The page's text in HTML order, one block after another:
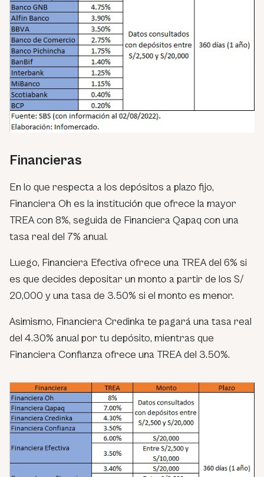
Financieras
En lo que respecta a los depósitos a plazo fijo,
Financiera Oh es la institución que ofrece la mayor
TREA con 8%, seguida de Financiera Qapaq con una
tasa real del 7% anual.
Luego, Financiera Efectiva ofrece una TREA del 6% si
es que decides depositar un monto a partir de los S/
20,000 y una tasa de 3.50% si el monto es menor.
Asimismo, Financiera Credinka te pagará una tasa real
del 4.30% anual por tu depósito, mientras que
Financiera Confianza ofrece una TREA del 3.50%.